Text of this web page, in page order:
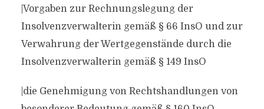
|Vorgaben zur Rechnungslegung der
Insolvenzverwalterin gemäß § 66 InsO und zur
Verwahrung der Wertgegenstände durch die
Insolvenzverwalterin gemäß § 149 InsO
|die Genehmigung von Rechtshandlungen von